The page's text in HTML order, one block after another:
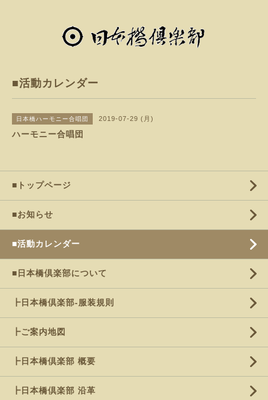
■活動カレンダー
日本橋ハーモニー合唱団 2019-07-29 (月)
ハーモニー合唱団
■トップページ
■お知らせ
■活動カレンダー
■日本橋倶楽部について
┣日本橋倶楽部-服装規則
┣ご案内地図
┣日本橋倶楽部 概要
┣日本橋倶楽部 沿革